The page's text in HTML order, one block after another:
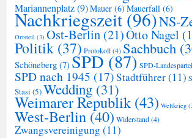
Mariannenplatz(9)Mauer (6) Mauerfall (6)
Nachkriegszeit(96)NS-
Ortsteil (3) Ost-Berlin (21)Otto Nagel
Politik (37) Protokoll(4) Sachbuch
Schöneberg (7) SPD (87) SPD-
SPD nach 1945 (17)Stadtführer(11)
Stasi (5)Wedding (31)
Weimarer Republik(43) Weltkrieg
West-Berlin (40) Widerstand(4)
Zwangsvereinigung (11)